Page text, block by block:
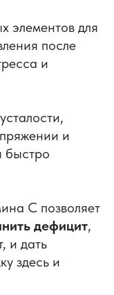
элементов для
после
и
и
быстро
C позволяет
дефицит,
и дать
здесь и